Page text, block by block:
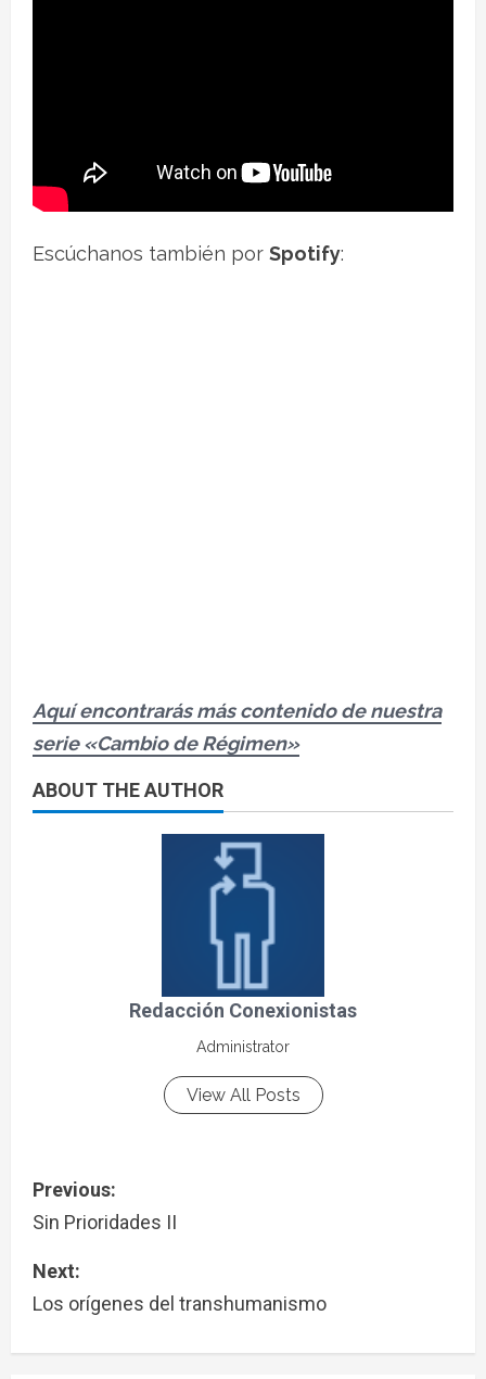
Escúchanos también por Spotify:
Aquí encontrarás más contenido de nuestra
serie «Cambio de Régimen»
ABOUT THE AUTHOR
Redacción Conexionistas
Administrator
View All Posts
Previous:
Sin Prioridades II
Next:
Los orígenes del transhumanismo